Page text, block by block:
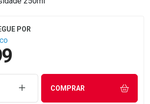
UNIDADEAUMENTAR UMA UNIDADE
COMPRAR